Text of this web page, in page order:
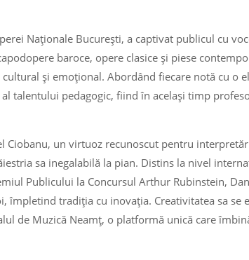
Naționale București, a captivat publicul cu
baroce, opere clasice și piese
și emoțional. Abordând fiecare notă cu o
talentului pedagogic, fiind în același timp
Ciobanu, un virtuoz recunoscut pentru
sa inegalabilă la pian. Distins la nivel
Publicului la Concursul Arthur Rubinstein,
împletind tradiția cu inovația. Creativitatea sa se
de Muzică Neamț, o platformă unică care